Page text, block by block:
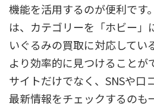
機能を活用するのが便利です
は、カテゴリーを「ホビー」
いぐるみの買取に対応してい
より効率的に見つけることが
サイトだけでなく、SNSや口
最新情報をチェックするのも